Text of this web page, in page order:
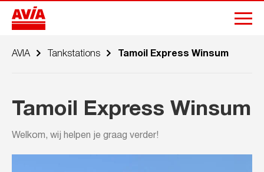
AVIA Tankstations Tamoil Express Winsum
Tamoil Express Winsum
Welkom, wij helpen je graag verder!